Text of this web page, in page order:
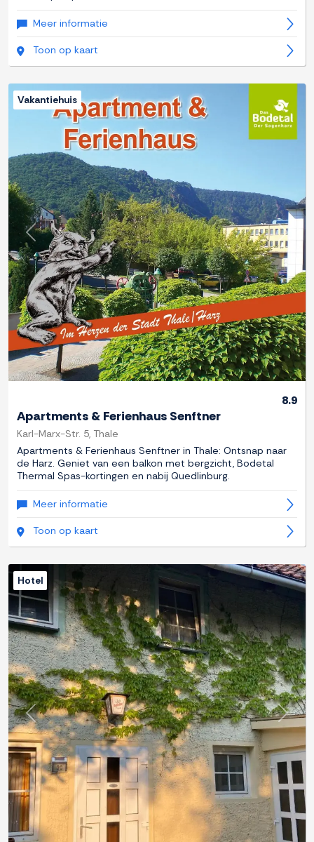
Meer informatie
Toon op kaart
Previous Next
Vakantiehuis
8.9
Apartments & Ferienhaus Senftner
Karl-Marx-Str. 5, Thale
Apartments & Ferienhaus Senftner in Thale: Ontsnap naar
de Harz. Geniet van een balkon met bergzicht, Bodetal
Thermal Spas-kortingen en nabij Quedlinburg.
Meer informatie
Toon op kaart
Previous Next
Hotel